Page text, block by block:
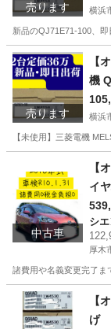
売ります 横浜
新品のQJ71E71-100、
神奈川 横浜市
売ります
【
機
横浜
【未使用】三菱電機
中古車
【
イ
諸
シ
厚木
諸費用や名義変更完了ま
神奈川 厚木市
【
げ